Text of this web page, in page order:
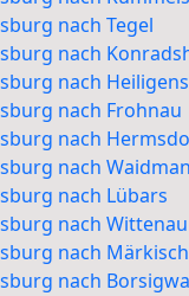
nach Tegel
nach
nach
nach Frohnau
nach
nach
nach Lübars
nach Wittenau
nach
nach